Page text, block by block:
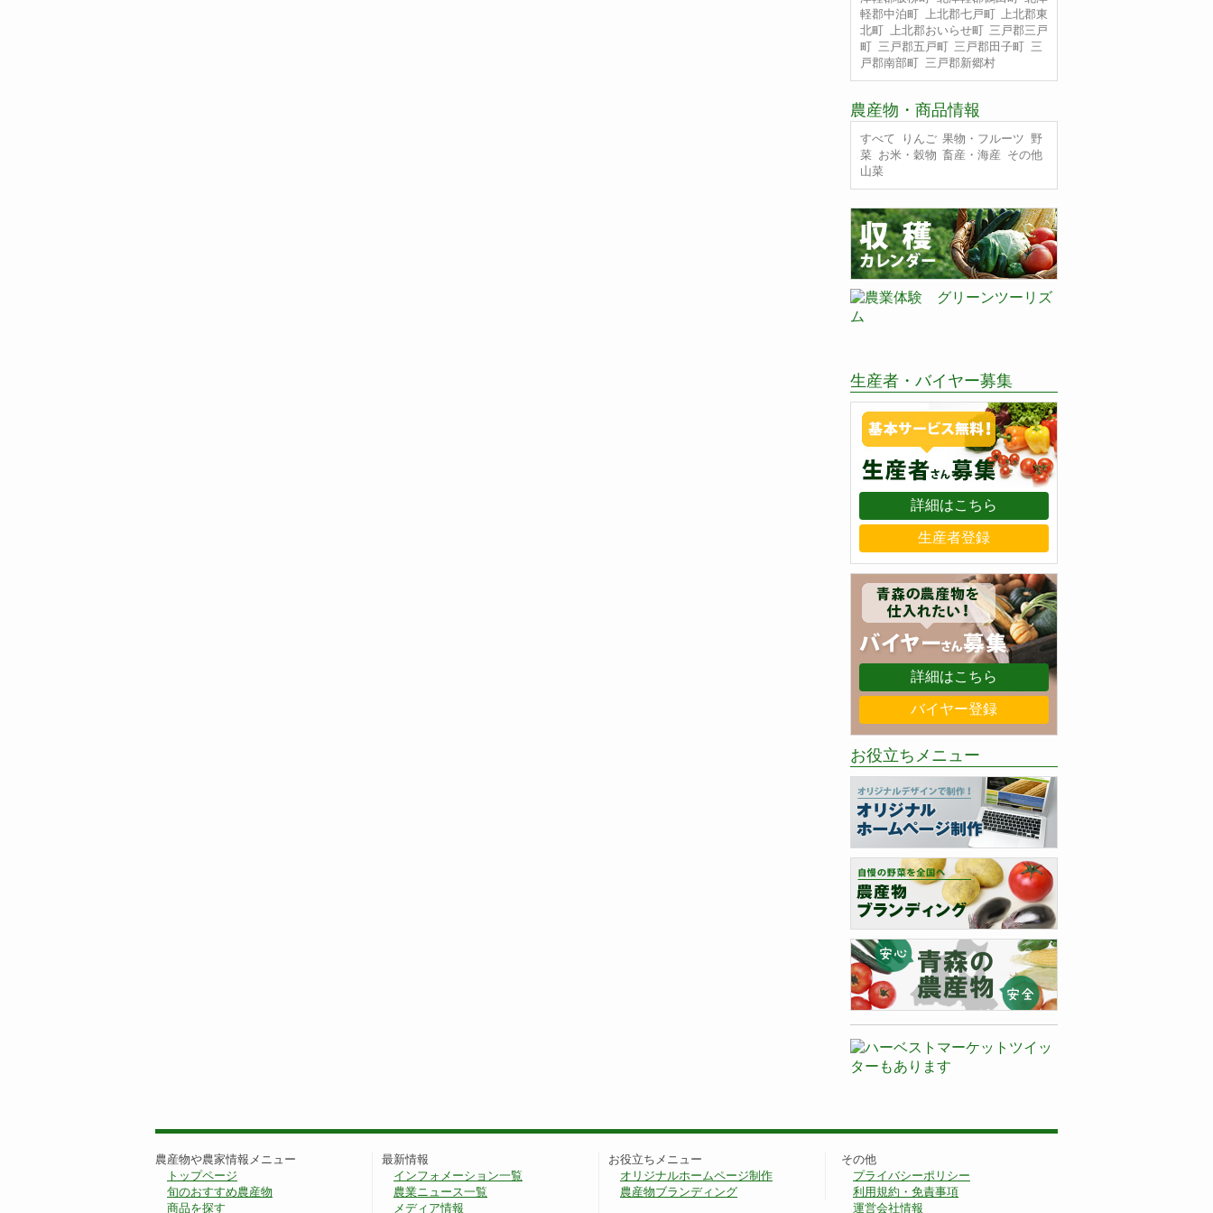
軽郡中泊町
上北郡七戸町
上北郡東
北町
上北郡おいらせ町 三戸郡三戸
町 三戸郡五戸町 三戸郡田子町 三
戸郡南部町 三戸郡新郷村
農産物・商品情報
すべて りんご 果物・フルーツ 野
菜 お米・穀物 畜産・海産 その他
山菜
生産者・バイヤー募集
詳細はこちら
生産者登録
詳細はこちら
バイヤー登録
お役立ちメニュー
農産物や農家情報メニュー
トップページ
旬のおすすめ農産物
商品を探す
最新情報
インフォメーション一覧
農業ニュース一覧
メディア情報
お役立ちメニュー
オリジナルホームページ制作
農産物ブランディング
その他
プライバシーポリシー
利用規約・免責事項
運営会社情報